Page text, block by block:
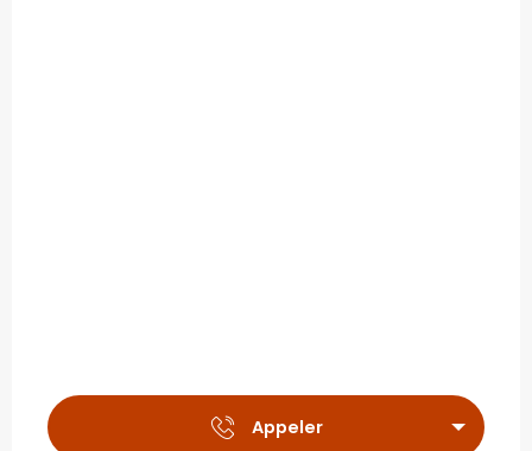
Appeler